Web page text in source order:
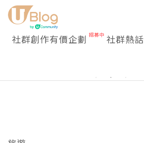
社群創作有價企劃 社群熱話